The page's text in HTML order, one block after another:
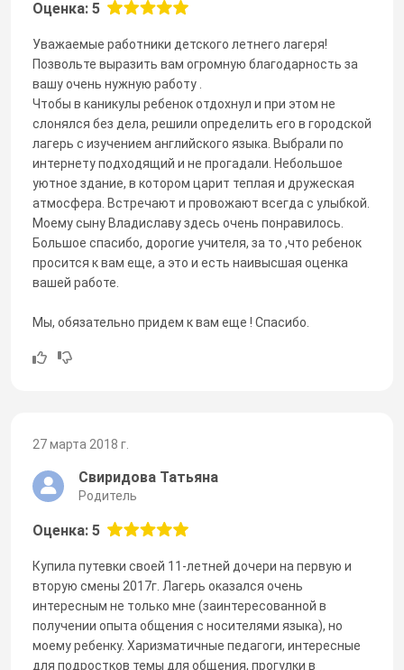
Оценка: 5
Уважаемые работники детского летнего лагеря!
Позвольте выразить вам огромную благодарность за
вашу очень нужную работу .
Чтобы в каникулы ребенок отдохнул и при этом не
слонялся без дела, решили определить его в городской
лагерь с изучением английского языка. Выбрали по
интернету подходящий и не прогадали. Небольшое
уютное здание, в котором царит теплая и дружеская
атмосфера. Встречают и провожают всегда с улыбкой.
Моему сыну Владиславу здесь очень понравилось.
Большое спасибо, дорогие учителя, за то ,что ребенок
просится к вам еще, а это и есть наивысшая оценка
вашей работе.
Мы, обязательно придем к вам еще ! Спасибо.
27 марта 2018 г.
Свиридова Татьяна
Родитель
Оценка: 5
Купила путевки своей 11-летней дочери на первую и
вторую смены 2017г. Лагерь оказался очень
интересным не только мне (заинтересованной в
получении опыта общения с носителями языка), но
моему ребенку. Харизматичные педагоги, интересные
для подростков темы для общения, прогулки в